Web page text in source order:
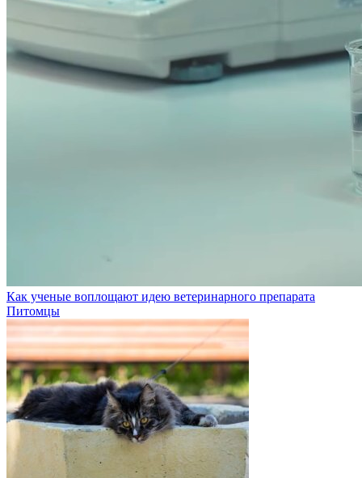
Как ученые воплощают идею ветеринарного препарата
Питомцы